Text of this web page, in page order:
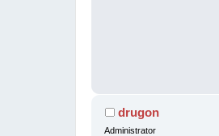
drugon
Administrator